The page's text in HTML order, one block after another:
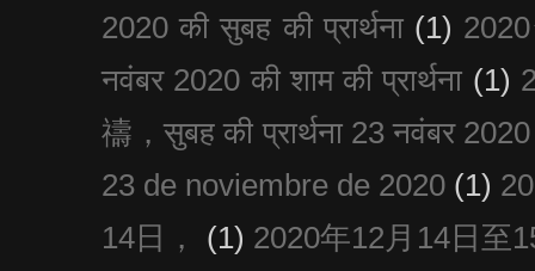
2020 की सुबह की प्रार्थना (1)
नवंबर 2020 की शाम की प्रार्थना (1)
禱，सुबह की प्रार्थना 23 नवंबर 2020
23 de noviembre de 2020 (1)
14日，
(1) 2020年12月14日至